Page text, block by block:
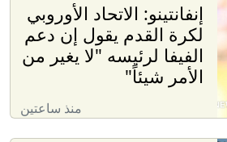
إنفانتينو: الاتحاد الأوروبي
لكرة القدم يقول إن دعم
الفيفا لرئيسه "لا يغير من
الأمر شيئاً"
منذ ساعتين